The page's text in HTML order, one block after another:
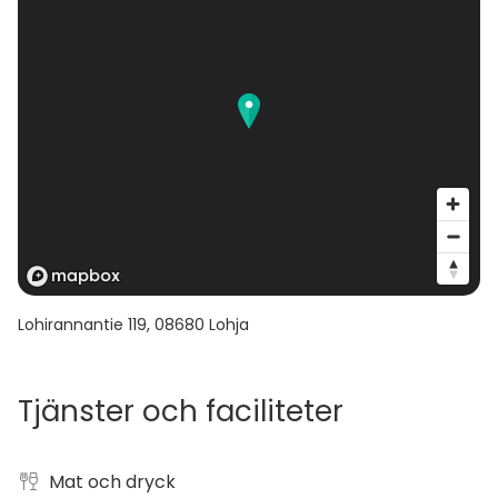
Lohirannantie 119, 08680 Lohja
Tjänster och faciliteter
Mat och dryck